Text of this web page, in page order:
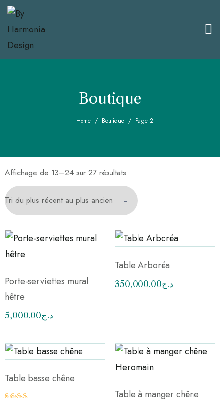
Boutique
Home Boutique Page 2
Affichage de 13–24 sur 27 résultats
Porte-serviettes mural
hêtre
د.ج5,000.00
Table Arboréa
د.ج350,000.00
Table basse chêne
Table à manger chêne